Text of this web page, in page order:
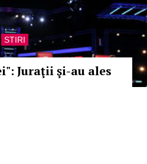
STIRI
Juraţii şi-au ales